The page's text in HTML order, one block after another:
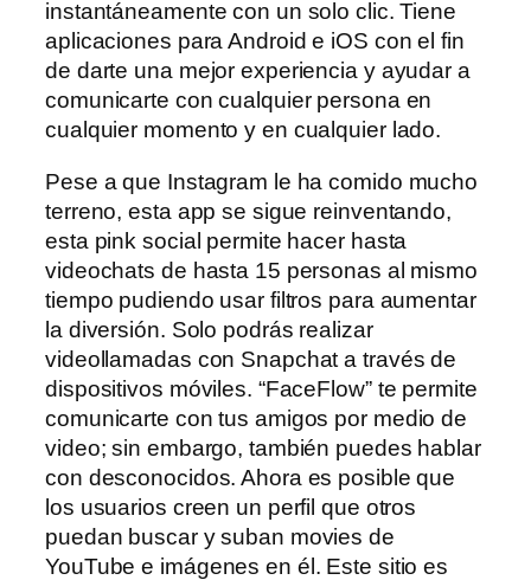
instantáneamente con un solo clic. Tiene
aplicaciones para Android e iOS con el fin
de darte una mejor experiencia y ayudar a
comunicarte con cualquier persona en
cualquier momento y en cualquier lado.
Pese a que Instagram le ha comido mucho
terreno, esta app se sigue reinventando,
esta pink social permite hacer hasta
videochats de hasta 15 personas al mismo
tiempo pudiendo usar filtros para aumentar
la diversión. Solo podrás realizar
videollamadas con Snapchat a través de
dispositivos móviles. “FaceFlow” te permite
comunicarte con tus amigos por medio de
video; sin embargo, también puedes hablar
con desconocidos. Ahora es posible que
los usuarios creen un perfil que otros
puedan buscar y suban movies de
YouTube e imágenes en él. Este sitio es